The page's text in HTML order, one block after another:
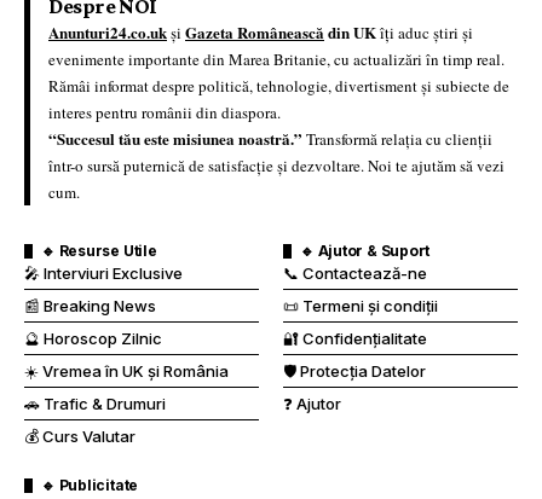
Despre NOI
Anunturi24.co.ukși Gazeta Româneascădin UKîți aduc știri și
evenimente importante din Marea Britanie, cu actualizări în timp real.
Rămâi informat despre politică, tehnologie, divertisment și subiecte de
interes pentru românii din diaspora.
“Succesul tău este misiunea noastră.” Transformă relația cu clienții
într-o sursă puternică de satisfacție și dezvoltare. Noi te ajutăm să vezi
cum.
🔹 Resurse Utile
🎤 Interviuri Exclusive
📰 Breaking News
🔮 Horoscop Zilnic
☀️ Vremea în UK și România
🚗 Trafic & Drumuri
💰 Curs Valutar
🔹 Ajutor & Suport
📞 Contactează-ne
📜 Termeni și condiții
🔐 Confidențialitate
🛡️ Protecția Datelor
❓ Ajutor
🔹 Publicitate